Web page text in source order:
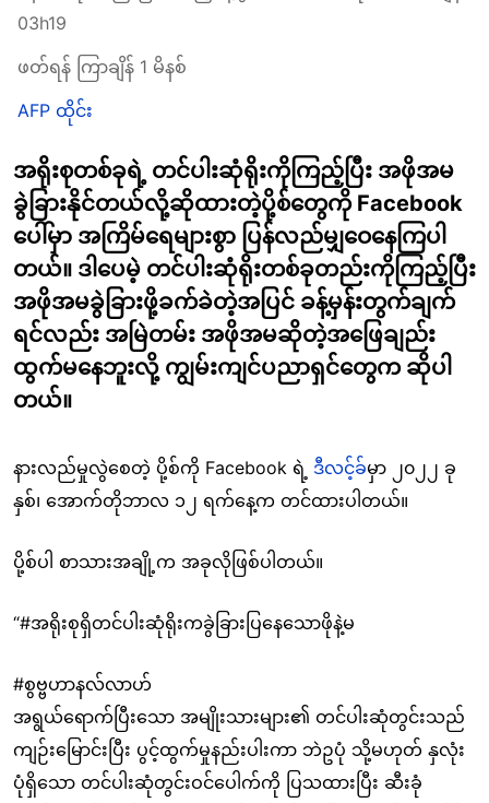
03h19
ဖတ်ရန် ကြာချိန် 1 မိနစ်
AFP ထိုင်း
အရိုးစုတစ်ခုရဲ့ တင်ပါးဆုံရိုးကိုကြည့်ပြီး အဖိုအမ
ခွဲခြားနိုင်တယ်လို့ဆိုထားတဲ့ပို့စ်တွေကို Facebook
ပေါ်မှာ အကြိမ်ရေများစွာ ပြန်လည်မျှဝေနေကြပါ
တယ်။ ဒါပေမဲ့ တင်ပါးဆုံရိုးတစ်ခုတည်းကိုကြည့်ပြီး
အဖိုအမခွဲခြားဖို့ခက်ခဲတဲ့အပြင် ခန့်မှန်းတွက်ချက်
ရင်လည်း အမြဲတမ်း အဖိုအမဆိုတဲ့အဖြေချည်း
ထွက်မနေဘူးလို့ ကျွမ်းကျင်ပညာရှင်တွေက ဆိုပါ
တယ်။
နားလည်မှုလွဲစေတဲ့ ပို့စ်ကို Facebook ရဲ့ ဒီလင့်ခ်မှာ ၂၀၂၂ ခု
နှစ်၊ အောက်တိုဘာလ ၁၂ ရက်နေ့က တင်ထားပါတယ်။
ပို့စ်ပါ စာသားအချို့က အခုလိုဖြစ်ပါတယ်။
“#အရိုးစုရှိတင်ပါးဆုံရိုးကခွဲခြားပြနေသောဖိုနဲ့မ
#စွဗ္ဗဟာနလ်လာဟ်
အရွယ်ရောက်ပြီးသော အမျိုးသားများ၏ တင်ပါးဆုံတွင်းသည်
ကျဉ်းမြောင်းပြီး ပွင့်ထွက်မှုနည်းပါးကာ ဘဲဥပုံ သို့မဟုတ် နှလုံး
ပုံရှိသော တင်ပါးဆုံတွင်းဝင်ပေါက်ကို ပြသထားပြီး ဆီးခုံ